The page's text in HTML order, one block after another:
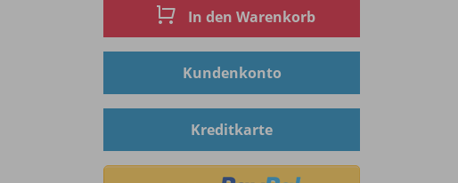
In den Warenkorb
Kundenkonto
Kreditkarte